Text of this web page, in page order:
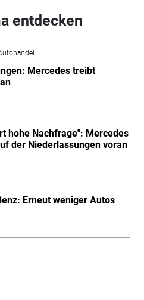
entdecken
Mercedes treibt
hohe Nachfrage": Mercedes
der Niederlassungen voran
Erneut weniger Autos